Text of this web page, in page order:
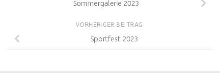
Sommergalerie 2023
VORHERIGER BEITRAG
Sportfest 2023